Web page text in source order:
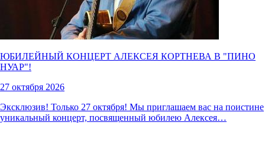
ЮБИЛЕЙНЫЙ КОНЦЕРТ АЛЕКСЕЯ КОРТНЕВА В "ПИНО
НУАР"!
27 октября 2026
Эксклюзив! Только 27 октября! Мы приглашаем вас на поистине
уникальный концерт, посвященный юбилею Алексея…